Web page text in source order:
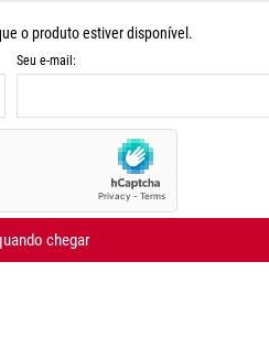
o produto estiver disponível.
Seu e-mail:
chegar